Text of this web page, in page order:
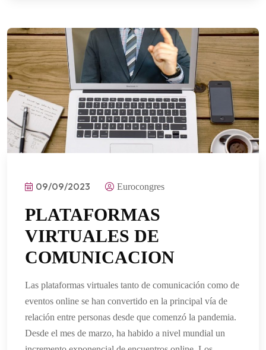
09/09/2023 Eurocongres
PLATAFORMAS
VIRTUALES DE
COMUNICACION
Las plataformas virtuales tanto de comunicación como de
eventos online se han convertido en la principal vía de
relación entre personas desde que comenzó la pandemia.
Desde el mes de marzo, ha habido a nivel mundial un